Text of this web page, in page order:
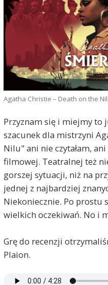
Agatha Christie – Death on the
Przyznam się i miejmy to
szacunek dla mistrzyni
Nilu" ani nie czytałam,
filmowej. Teatralnej też
gorszej sytuacji, niż na
jednej z najbardziej
Niekoniecznie. Po prostu
wielkich oczekiwań. No i
Grę do recenzji
Plaion.